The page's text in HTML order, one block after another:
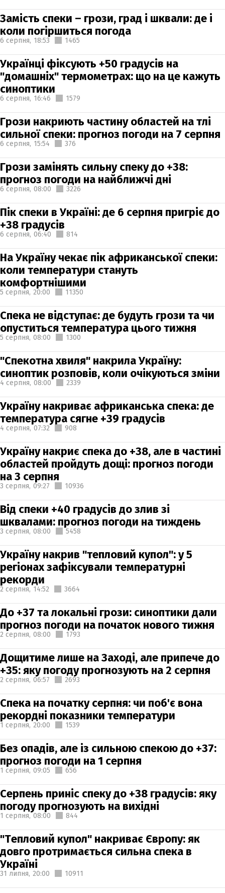
Замість спеки – грози, град і шквали: де і
коли погіршиться погода
6 серпня, 18:53 1465
Українці фіксують +50 градусів на
"домашніх" термометрах: що на це кажуть
синоптики
6 серпня, 16:46 1579
Грози накриють частину областей на тлі
сильної спеки: прогноз погоди на 7 серпня
6 серпня, 15:54 376
Грози замінять сильну спеку до +38:
прогноз погоди на найближчі дні
6 серпня, 08:00 3226
Пік спеки в Україні: де 6 серпня пригріє до
+38 градусів
6 серпня, 06:40 814
На Україну чекає пік африканської спеки:
коли температури стануть
комфортнішими
5 серпня, 20:00 11350
Спека не відступає: де будуть грози та чи
опуститься температура цього тижня
5 серпня, 08:00 1300
"Спекотна хвиля" накрила Україну:
синоптик розповів, коли очікуються зміни
4 серпня, 08:00 2339
Україну накриває африканська спека: де
температура сягне +39 градусів
4 серпня, 07:32 908
Україну накриє спека до +38, але в частині
областей пройдуть дощі: прогноз погоди
на 3 серпня
3 серпня, 09:27 10936
Від спеки +40 градусів до злив зі
шквалами: прогноз погоди на тиждень
3 серпня, 08:00 5458
Україну накрив "тепловий купол": у 5
регіонах зафіксували температурні
рекорди
2 серпня, 14:52 3664
До +37 та локальні грози: синоптики дали
прогноз погоди на початок нового тижня
2 серпня, 08:00 1793
Дощитиме лише на Заході, але припече до
+35: яку погоду прогнозують на 2 серпня
2 серпня, 06:57 2693
Спека на початку серпня: чи поб'є вона
рекордні показники температури
1 серпня, 20:00 1539
Без опадів, але із сильною спекою до +37:
прогноз погоди на 1 серпня
1 серпня, 09:05 656
Серпень приніс спеку до +38 градусів: яку
погоду прогнозують на вихідні
1 серпня, 08:00 844
"Тепловий купол" накриває Європу: як
довго протримається сильна спека в
Україні
31 липня, 20:00 10911